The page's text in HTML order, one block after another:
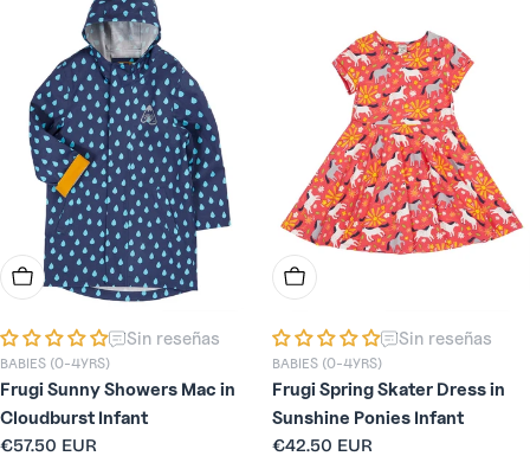
Elige Opciones
Sin reseñas
BABIES (0-4YRS)
Frugi Sunny Showers Mac in
Cloudburst Infant
Precio
€57.50 EUR
Elige Opciones
Sin reseñas
BABIES (0-4YRS)
Frugi Spring Skater Dress in
Sunshine Ponies Infant
Precio
€42.50 EUR